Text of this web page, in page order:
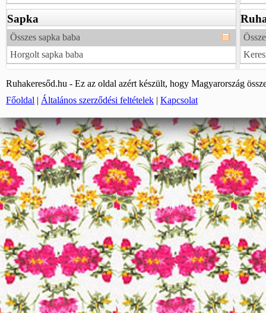
Sapka
Összes sapka baba
Horgolt sapka baba
Ruhakeresőd.hu - Ez az oldal azért készült, hogy Magyarország
Főoldal | Általános szerződési feltételek | Kapcsolat